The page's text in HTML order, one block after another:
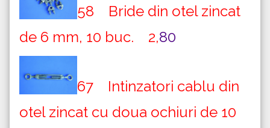
58 Bride din otel zincat
de 6 mm, 10 buc. 2,80
67 Intinzatori cablu din
otel zincat cu doua ochiuri de 10